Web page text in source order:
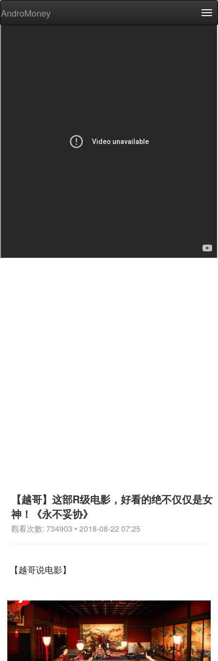
AndroMoney
【越哥】这部R级电影，好看的绝不仅仅是女
神！《永不妥协》
觀看次數: 734903 • 2018-08-22 07:25
【越哥说电影】